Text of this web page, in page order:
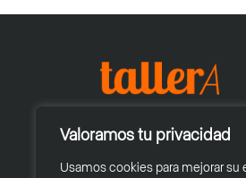
Valoramos tu privacidad
Usamos cookies para mejorar su